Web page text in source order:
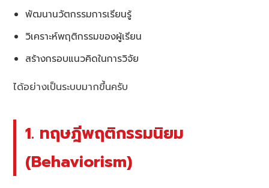
พัฒนานวัตกรรมการเรียนรู้
วิเคราะห์พฤติกรรมของผู้เรียน
สร้างกรอบแนวคิดในการวิจัย
ได้อย่างเป็นระบบมากขึ้นครับ
1. ทฤษฎีพฤติกรรมนิยม
(Behaviorism)